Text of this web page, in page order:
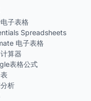
子表格
Spreadsheets
电子表格
算器
表格公式
析